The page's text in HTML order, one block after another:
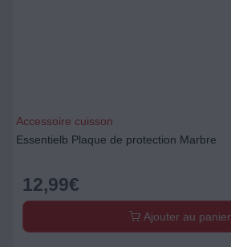
Accessoire cuisson
Essentielb Plaque de protection Marbre
12,99€
Ajouter au panier